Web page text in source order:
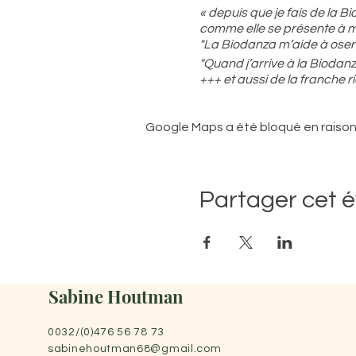
« depuis que je fais de la
comme elle se présente à
"La Biodanza m’aide à
"Quand j’arrive à la
+++ et aussi de la franche
Et une chouette qui
Eh bien d’un monde où
Nous étions tous unis et
Dans la reconnaissance et
L’art politique suprême
Ce monde dansant
Google Maps a été bloqué en
Partager cet
Sabine Houtman
0032/(0)476 56 78 73
sabinehoutman68@gmail.com